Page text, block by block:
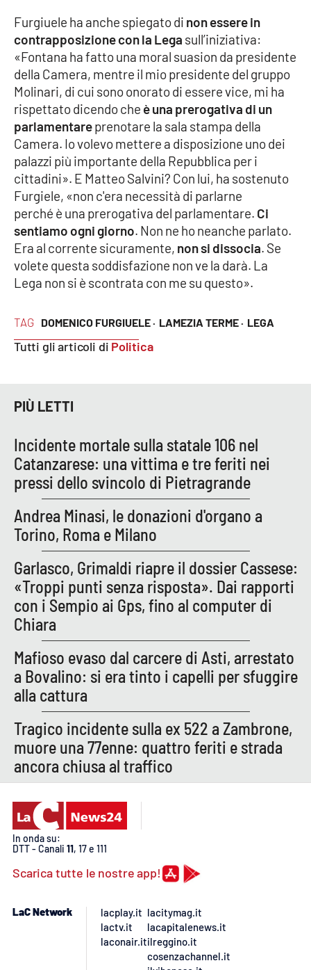
TAG DOMENICO FURGIUELE · LAMEZIA TERME · LEGA
Tutti gli articoli di Politica
Furgiuele ha anche spiegato di non essere in
contrapposizione con la Lega sull’iniziativa:
«Fontana ha fatto una moral suasion da presidente
della Camera, mentre il mio presidente del gruppo
Molinari, di cui sono onorato di essere vice, mi ha
rispettato dicendo che è una prerogativa di un
parlamentareprenotare la sala stampa della
Camera. Io volevo mettere a disposizione uno dei
palazzi più importante della Repubblica per i
cittadini». E Matteo Salvini? Con lui, ha sostenuto
Furgiele, «non c'era necessità di parlarne
perché è una prerogativa del parlamentare. Ci
sentiamo ogni giorno. Non ne ho neanche parlato.
Era al corrente sicuramente, non si dissocia. Se
volete questa soddisfazione non ve la darà. La
Lega non si è scontrata con me su questo».
PIÙ LETTI
Incidente mortale sulla statale 106 nel
Catanzarese: una vittima e tre feriti nei
pressi dello svincolo di Pietragrande
Andrea Minasi, le donazioni d'organo a
Torino, Roma e Milano
Garlasco, Grimaldi riapre il dossier Cassese:
«Troppi punti senza risposta». Dai rapporti
con i Sempio ai Gps, fino al computer di
Chiara
Mafioso evaso dal carcere di Asti, arrestato
a Bovalino: si era tinto i capelli per sfuggire
alla cattura
Tragico incidente sulla ex 522 a Zambrone,
muore una 77enne: quattro feriti e strada
ancora chiusa al traffico
In onda su:
DTT - Canali 11, 17 e 111
Scarica tutte le nostre app!
LaC Network
lacplay.it
lactv.it
laconair.it
lacitymag.it
lacapitalenews.it
ilreggino.it
cosenzachannel.it